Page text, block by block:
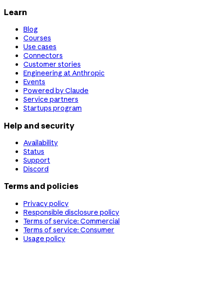
Learn
Blog
Courses
Use cases
Connectors
Customer stories
Engineering at Anthropic
Events
Powered by Claude
Service partners
Startups program
Help and security
Availability
Status
Support
Discord
Terms and policies
Privacy policy
Responsible disclosure policy
Terms of service: Commercial
Terms of service: Consumer
Usage policy